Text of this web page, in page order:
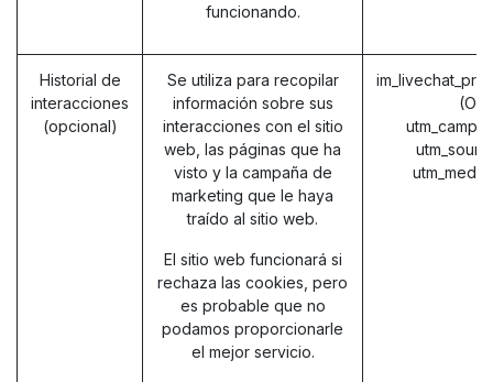
funcionando.
Historial de
interacciones
(opcional)
Se utiliza para recopilar
información sobre sus
interacciones con el sitio
web, las páginas que ha
visto y la campaña de
marketing que le haya
traído al sitio web.
El sitio web funcionará si
rechaza las cookies, pero
es probable que no
podamos proporcionarle
el mejor servicio.